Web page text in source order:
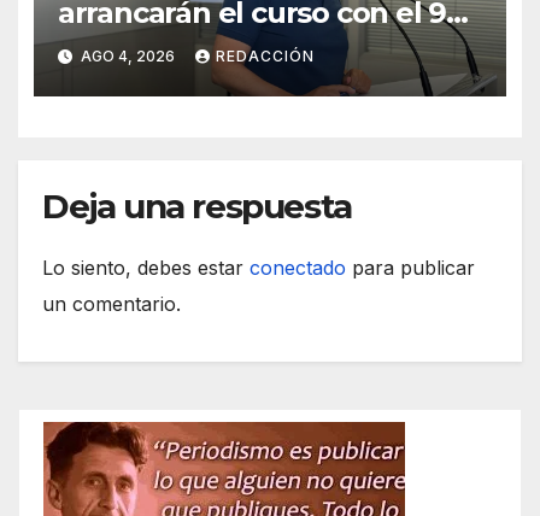
arrancarán el curso con el 99
% de las plazas de profesores
cubiertas
AGO 4, 2026 REDACCIÓN
Deja una respuesta
Lo siento, debes estar conectado para publicar
un comentario.